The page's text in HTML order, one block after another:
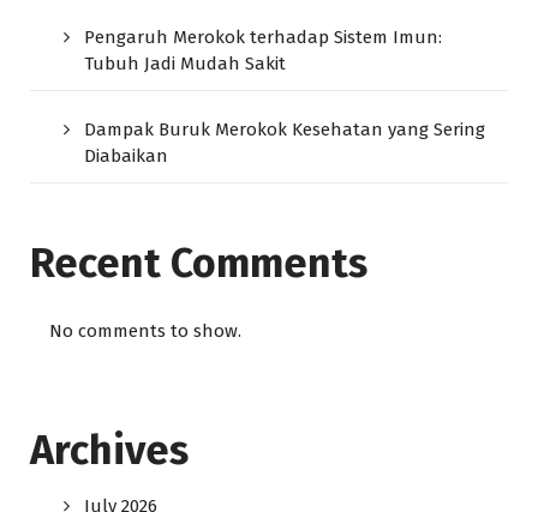
Pengaruh Merokok terhadap Sistem Imun:
Tubuh Jadi Mudah Sakit
Dampak Buruk Merokok Kesehatan yang Sering
Diabaikan
Recent Comments
No comments to show.
Archives
July 2026